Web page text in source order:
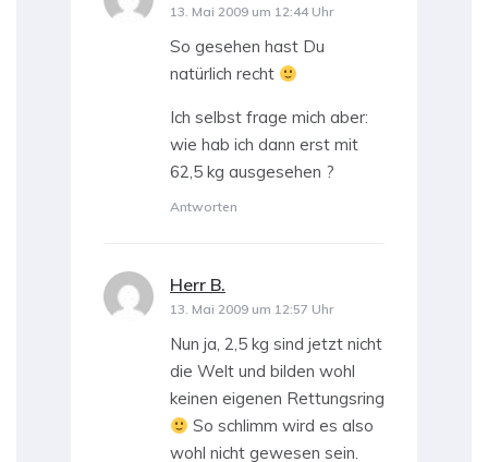
13. Mai 2009 um 12:44 Uhr
So gesehen hast Du
natürlich recht
Ich selbst frage mich aber:
wie hab ich dann erst mit
62,5 kg ausgesehen ?
Antworten
Herr B.
13. Mai 2009 um 12:57 Uhr
Nun ja, 2,5 kg sind jetzt nicht
die Welt und bilden wohl
keinen eigenen Rettungsring
So schlimm wird es also
wohl nicht gewesen sein.